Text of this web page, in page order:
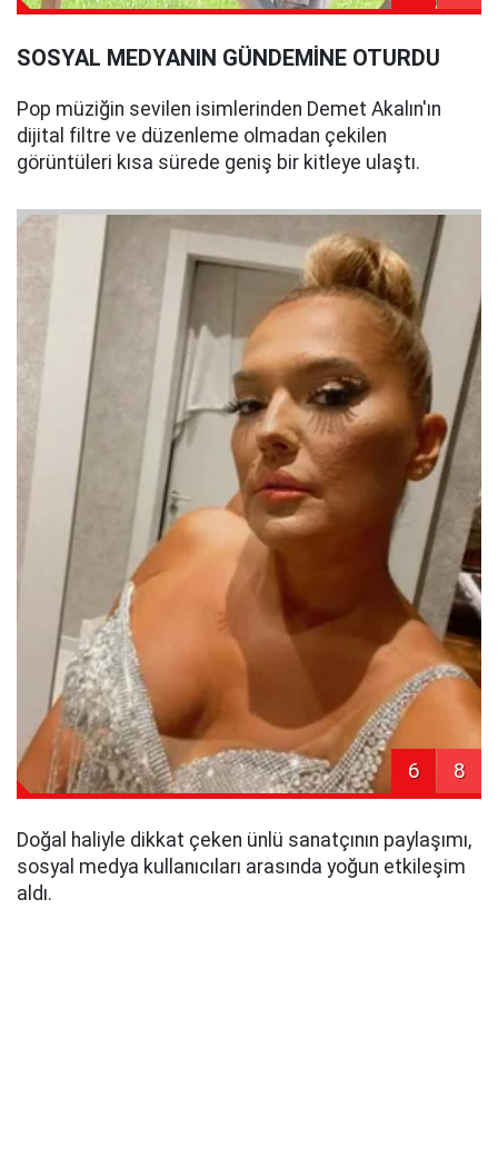
SOSYAL MEDYANIN GÜNDEMİNE OTURDU
Pop müziğin sevilen isimlerinden Demet Akalın'ın
dijital filtre ve düzenleme olmadan çekilen
görüntüleri kısa sürede geniş bir kitleye ulaştı.
6 8
Doğal haliyle dikkat çeken ünlü sanatçının paylaşımı,
sosyal medya kullanıcıları arasında yoğun etkileşim
aldı.